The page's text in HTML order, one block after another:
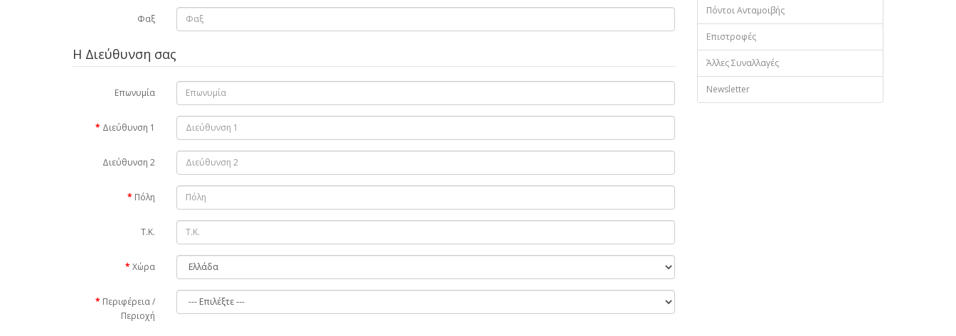
Φαξ
Η Διεύθυνση σας
Επωνυμία
Διεύθυνση 1
Διεύθυνση 2
Πόλη
Τ.Κ.
Χώρα
Περιφέρεια /
Περιοχή
Πόντοι Ανταμοιβής
Επιστροφές
Άλλες Συναλλαγές
Newsletter